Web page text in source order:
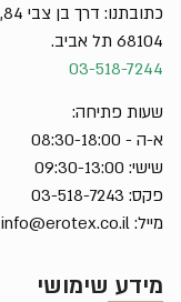
מידע שימושי
68104 תל אביב.
03-518-7244
שעות פתיחה:
א-ה - 08:30-18:00
שישי: 09:30-13:00
פקס: 03-518-7243
מייל: info@erotex.co.il